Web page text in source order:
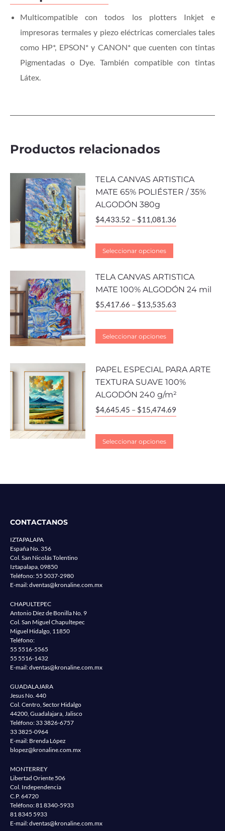
Multicompatible con todos los plotters Inkjet e
impresoras termales y piezo eléctricas comerciales tales
como HP*, EPSON* y CANON* que cuenten con tintas
Pigmentadas o Dye. También compatible con tintas
Látex.
Productos relacionados
TELA CANVAS ARTISTICA
MATE 65% POLIÉSTER / 35%
ALGODÓN 380g
$4,433.52 – $11,081.36
Seleccionar opciones
TELA CANVAS ARTISTICA
MATE 100% ALGODÓN 24 mil
$5,417.66 – $13,535.63
Seleccionar opciones
PAPEL ESPECIAL PARA ARTE
TEXTURA SUAVE 100%
ALGODÓN 240 g/m²
$4,645.45 – $15,474.69
Seleccionar opciones
CONTACTANOS
IZTAPALAPA
España No. 356
Col. San Nicolás Tolentino
Iztapalapa, 09850
Teléfono: 55 5037-2980
E-mail:dventas@kronaline.com.mx
CHAPULTEPEC
Antonio Díez de Bonilla No. 9
Col. San Miguel Chapultepec
Miguel Hidalgo, 11850
Teléfono:
55 5516-5565
55 5516-1432
E-mail:dventas@kronaline.com.mx
GUADALAJARA
Jesus No. 440
Col. Centro, Sector Hidalgo
44200, Guadalajara, Jalisco
Teléfono: 33 3826-6757
33 3825-0964
E-mail: Brenda López
blopez@kronaline.com.mx
MONTERREY
Libertad Oriente 506
Col. Independencia
C.P. 64720
Teléfono:81 8340-5933
81 8345 5933
E-mail:dventas@kronaline.com.mx